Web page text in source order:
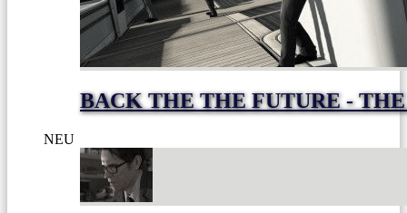
BACK THE THE FUTURE -
NEU